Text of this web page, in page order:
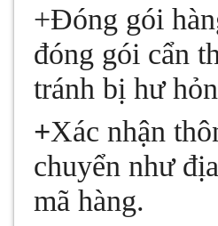
+Đóng gói
đóng gói cẩn
tránh bị hư
+Xác nhận
chuyển như
mã hàng.